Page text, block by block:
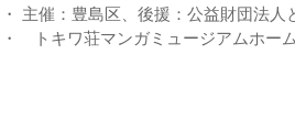
・ 主催：豊島区、後援：公益財団法人
・ トキワ荘マンガミュージアムホー